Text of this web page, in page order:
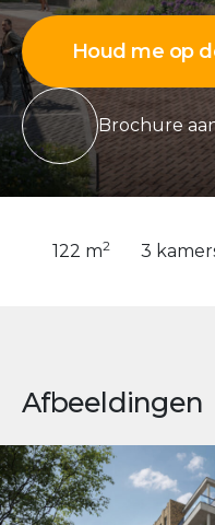
Houd me op
Brochure
122 m2 3
Afbeeldingen